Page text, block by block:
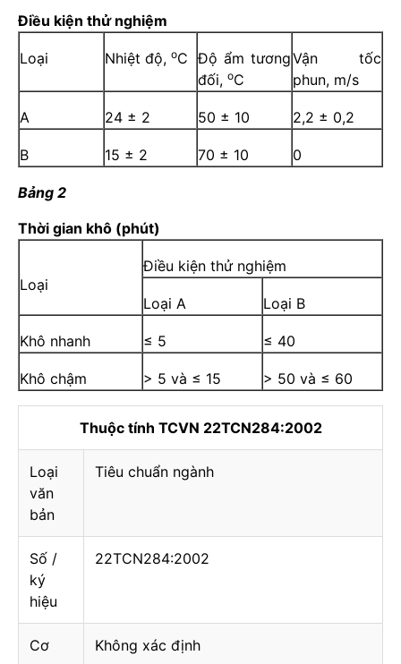
Điều kiện thử nghiệm
Loại Nhiệt độ, oC Độ ẩm tương
đối, oC
Vận tốc
phun, m/s
A 24 ± 2 50 ± 10 2,2 ± 0,2
B 15 ± 2 70 ± 10 0
Bảng 2
Thời gian khô (phút)
Loại
Điều kiện thử nghiệm
Loại A Loại B
Khô nhanh ≤ 5 ≤ 40
Khô chậm > 5 và ≤ 15 > 50 và ≤ 60
Thuộc tính TCVN 22TCN284:2002
Loại
văn
bản
Tiêu chuẩn ngành
Số /
ký
hiệu
22TCN284:2002
Cơ
Không xác định